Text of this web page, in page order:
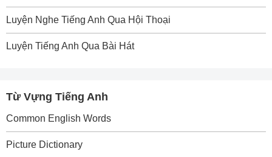
Luyện Nghe Tiếng Anh Qua Hội Thoại
Luyện Tiếng Anh Qua Bài Hát
Từ Vựng Tiếng Anh
Common English Words
Picture Dictionary